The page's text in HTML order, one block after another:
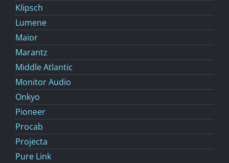
Klipsch
Lumene
Maior
Marantz
Middle Atlantic
Monitor Audio
Onkyo
Pioneer
Procab
Projecta
Pure Link